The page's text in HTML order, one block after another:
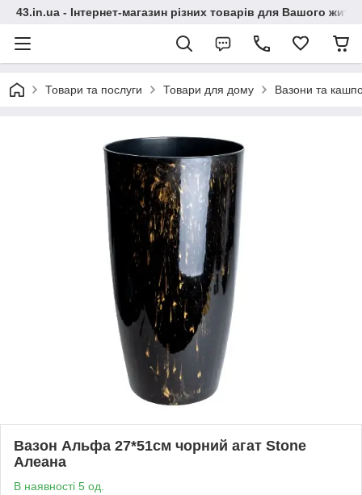
43.in.ua - Інтернет-магазин різних товарів для Вашого
Товари та послуги Товари для дому Вазони та
Вазон Альфа 27*51см чорний агат Stone
Алеана
В наявності 5 од.